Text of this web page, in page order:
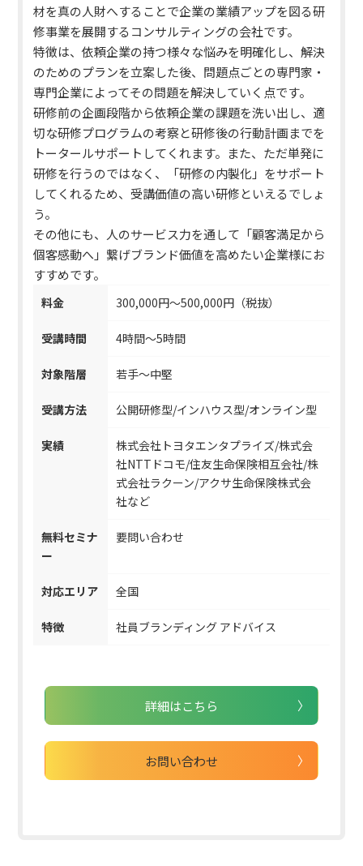
材を真の人財へすることで企業の業績アップを図る研
修事業を展開するコンサルティングの会社です。
特徴は、依頼企業の持つ様々な悩みを明確化し、解決
のためのプランを立案した後、問題点ごとの専門家・
専門企業によってその問題を解決していく点です。
研修前の企画段階から依頼企業の課題を洗い出し、適
切な研修プログラムの考察と研修後の行動計画までを
トータールサポートしてくれます。また、ただ単発に
研修を行うのではなく、「研修の内製化」をサポート
してくれるため、受講価値の高い研修といえるでしょ
う。
その他にも、人のサービス力を通して「顧客満足から
個客感動へ」繋げブランド価値を高めたい企業様にお
すすめです。
料金 300,000円～500,000円（税抜）
受講時間 4時間～5時間
対象階層 若手～中堅
受講方法 公開研修型/インハウス型/オンライン型
実績
株式会社トヨタエンタプライズ/株式会
社NTTドコモ/住友生命保険相互会社/株
式会社ラクーン/アクサ生命保険株式会
社など
無料セミナ
ー
要問い合わせ
対応エリア 全国
特徴 社員ブランディング アドバイス
詳細はこちら
お問い合わせ